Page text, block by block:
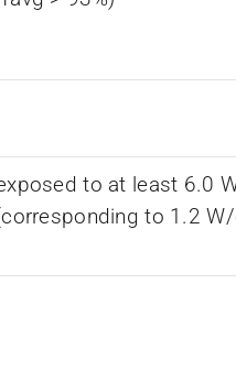
to at least 6.0
to 1.2